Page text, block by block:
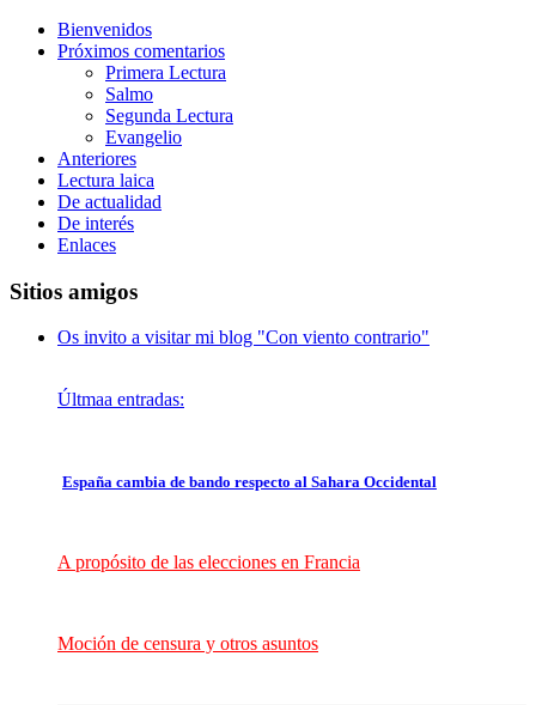
Bienvenidos
Próximos comentarios
Primera Lectura
Salmo
Segunda Lectura
Evangelio
Anteriores
Lectura laica
De actualidad
De interés
Enlaces
Sitios amigos
Os invito a visitar mi blog "Con viento contrario"
Últmaa entradas:
España cambia de bando respecto al Sahara Occidental
A propósito de las elecciones en Francia
Moción de censura y otros asuntos